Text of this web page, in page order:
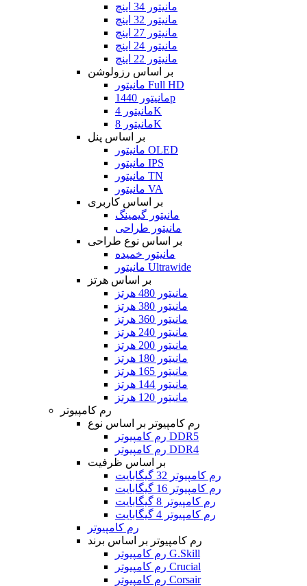
مانیتور 34 اینچ
مانیتور 32 اینچ
مانیتور 27 اینچ
مانیتور 24 اینچ
مانیتور 22 اینچ
بر اساس رزولوشن
مانیتور Full HD
مانیتور 1440p
مانیتور 4K
مانیتور 8K
بر اساس پنل
مانیتور OLED
مانیتور IPS
مانیتور TN
مانیتور VA
بر اساس کاربری
مانیتور گیمینگ
مانیتور طراحی
بر اساس نوع طراحی
مانیتور خمیده
مانیتور Ultrawide
بر اساس هرتز
مانیتور 480 هرتز
مانیتور 380 هرتز
مانیتور 360 هرتز
مانیتور 240 هرتز
مانیتور 200 هرتز
مانیتور 180 هرتز
مانیتور 165 هرتز
مانیتور 144 هرتز
مانیتور 120 هرتز
رم کامپیوتر
رم کامپیوتر بر اساس نوع
رم کامپیوتر DDR5
رم کامپیوتر DDR4
بر اساس ظرفیت
رم کامپیوتر 32 گیگابایت
رم کامپیوتر 16 گیگابایت
رم کامپیوتر 8 گیگابایت
رم کامپیوتر 4 گیگابایت
رم کامپیوتر
رم کامپیوتر بر اساس برند
رم کامپیوتر G.Skill
رم کامپیوتر Crucial
رم کامپیوتر Corsair